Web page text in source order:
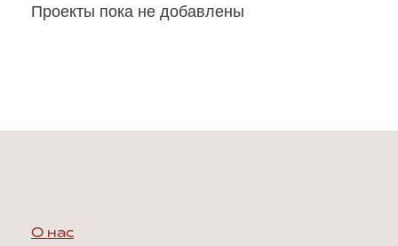
Проекты пока не добавлены
О нас